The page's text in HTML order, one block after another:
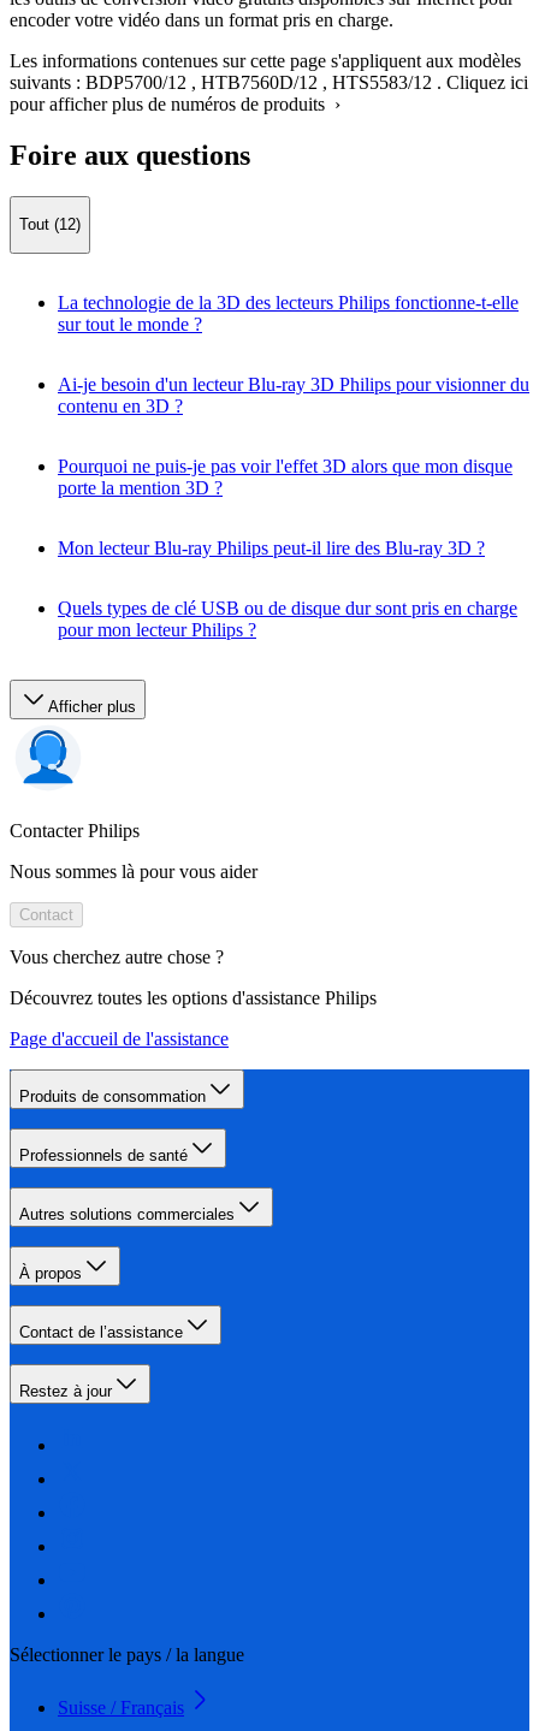
encoder votre vidéo dans un format pris en charge.
Les informations contenues sur cette page s'appliquent aux modèles
suivants : BDP5700/12 , HTB7560D/12 , HTS5583/12 . Cliquez ici
pour afficher plus de numéros de produits ›
Foire aux questions
Tout (12)
La technologie de la 3D des lecteurs Philips fonctionne-t-elle
sur tout le monde ?
Ai-je besoin d'un lecteur Blu-ray 3D Philips pour visionner du
contenu en 3D ?
Pourquoi ne puis-je pas voir l'effet 3D alors que mon disque
porte la mention 3D ?
Mon lecteur Blu-ray Philips peut-il lire des Blu-ray 3D ?
Quels types de clé USB ou de disque dur sont pris en charge
pour mon lecteur Philips ?
Afficher plus
Contacter Philips
Nous sommes là pour vous aider
Contact
Vous cherchez autre chose ?
Découvrez toutes les options d'assistance Philips
Page d'accueil de l'assistance
Produits de consommation
Professionnels de santé
Autres solutions commerciales
À propos
Contact de l’assistance
Restez à jour
Sélectionner le pays / la langue
Suisse / Français